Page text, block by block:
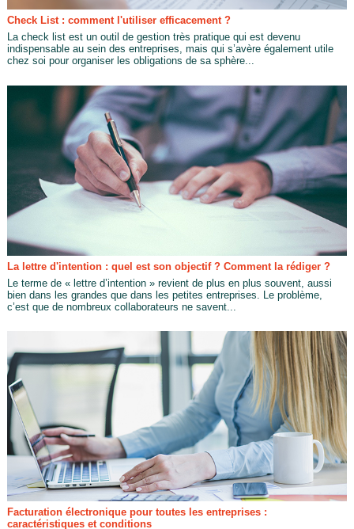
Check List : comment l'utiliser efficacement ?
La check list est un outil de gestion très pratique qui est devenu
indispensable au sein des entreprises, mais qui s’avère également utile
chez soi pour organiser les obligations de sa sphère...
La lettre d'intention : quel est son objectif ? Comment la rédiger ?
Le terme de « lettre d’intention » revient de plus en plus souvent, aussi
bien dans les grandes que dans les petites entreprises. Le problème,
c’est que de nombreux collaborateurs ne savent...
Facturation électronique pour toutes les entreprises :
caractéristiques et conditions